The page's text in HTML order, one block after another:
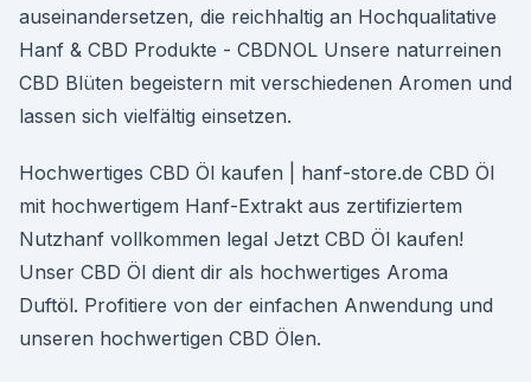
auseinandersetzen, die reichhaltig an Hochqualitative
Hanf & CBD Produkte - CBDNOL Unsere naturreinen
CBD Blüten begeistern mit verschiedenen Aromen und
lassen sich vielfältig einsetzen.
Hochwertiges CBD Öl kaufen | hanf-store.de CBD Öl
mit hochwertigem Hanf-Extrakt aus zertifiziertem
Nutzhanf vollkommen legal Jetzt CBD Öl kaufen!
Unser CBD Öl dient dir als hochwertiges Aroma
Duftöl. Profitiere von der einfachen Anwendung und
unseren hochwertigen CBD Ölen.